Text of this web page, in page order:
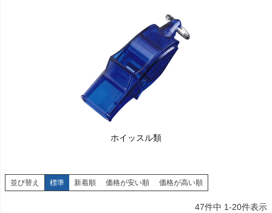
ホイッスル類
並び替え 標準 新着順 価格が安い順 価格が高い順
47件中 1-20件表示